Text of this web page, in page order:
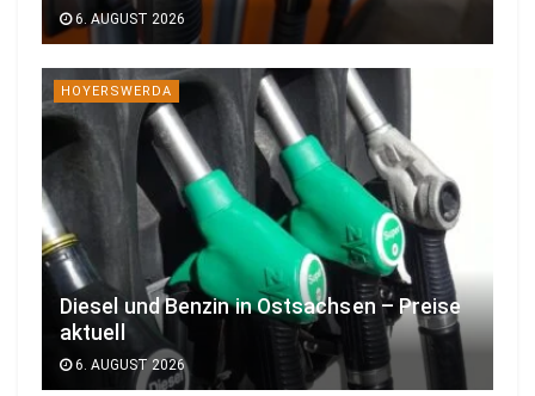
6. AUGUST 2026
HOYERSWERDA
Diesel und Benzin in Ostsachsen – Preise
aktuell
6. AUGUST 2026